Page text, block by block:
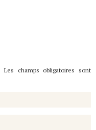
Les champs obligatoires sont